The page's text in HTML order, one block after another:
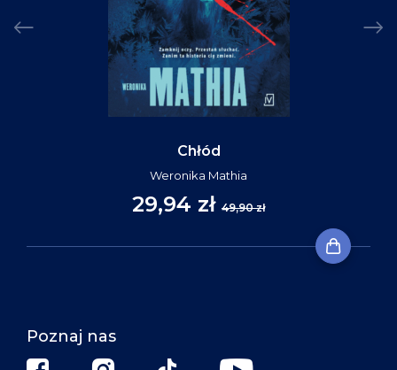
Chłód
Weronika Mathia
29,94 zł 49,90 zł
Poznaj nas